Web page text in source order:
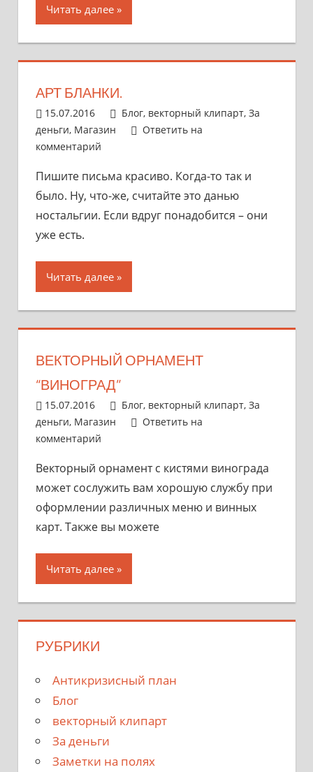
Читать далее
АРТ БЛАНКИ.
15.07.2016 admin
Блог, векторный клипарт,За
деньги, Магазин
Ответить на
комментарий
Пишите письма красиво. Когда-то так и
было. Ну, что-же, считайте это данью
ностальгии. Если вдруг понадобится – они
уже есть.
Читать далее
ВЕКТОРНЫЙ ОРНАМЕНТ
“ВИНОГРАД”
15.07.2016 admin
Блог, векторный клипарт,За
деньги, Магазин
Ответить на
комментарий
Векторный орнамент с кистями винограда
может сослужить вам хорошую службу при
оформлении различных меню и винных
карт. Также вы можете
Читать далее
РУБРИКИ
Антикризисный план
Блог
векторный клипарт
За деньги
Заметки на полях